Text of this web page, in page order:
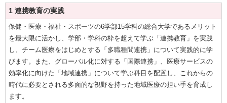
1 連携教育の実践
保健・医療・福祉・スポーツの6学部15学科の総合大学であるメリット
を最大限に活かし、学部・学科の枠を超えて学ぶ「連携教育」を実践
し、チーム医療をはじめとする「多職種間連携」について実践的に学
びます。また、グローバル化に対する「国際連携」、医療サービスの
効率化に向けた「地域連携」について学ぶ科目を配置し、これからの
時代に必要とされる多面的な視野を持った地域医療の担い手を育成し
ます。